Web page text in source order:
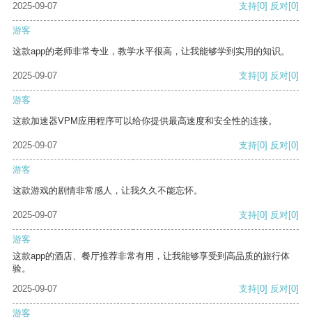
2025-09-07
支持[0] 反对[0]
游客
这款app的老师非常专业，教学水平很高，让我能够学到实用的知识。
2025-09-07 支持[0] 反对[0]
游客
这款加速器VPM应用程序可以给你提供最高速度和安全性的连接。
2025-09-07 支持[0] 反对[0]
游客
这款游戏的剧情非常感人，让我久久不能忘怀。
2025-09-07 支持[0] 反对[0]
游客
这款app的酒店、餐厅推荐非常有用，让我能够享受到高品质的旅行体
验。
2025-09-07
支持[0] 反对[0]
游客